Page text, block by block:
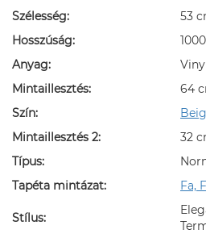
Szélesség:
53
Hosszúság:
Anyag:
Mintaillesztés:
64
Szín:
Mintaillesztés 2:
32
Típus:
Tapéta mintázat:
Fa,
Stílus: